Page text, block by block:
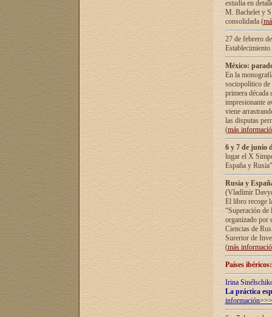
estudia en
М. Bachelet у
consolidada (
27 de febrero
México:
En la
sociopolítico de
primera década
impresionante
viene
las disputas
(más
6 y 7 de junio
lugar el X
España y
Rusia y
(Vladímir
El libro recoge
“Superación
organizado por
Ciencias de
Surerior de
(más
Países
Irina
La práctica
información>>>